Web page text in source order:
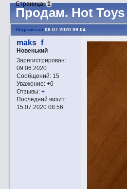
Прoдам. Hot Toys
Страница:1
Поделиться08.07.2020 09:04
maks_f
Новенький
Зарегистрирован:
09.06.2020
Сообщений:15
Уважение: +0
Отзывы: +
Последний визит:
15.07.2020 08:56